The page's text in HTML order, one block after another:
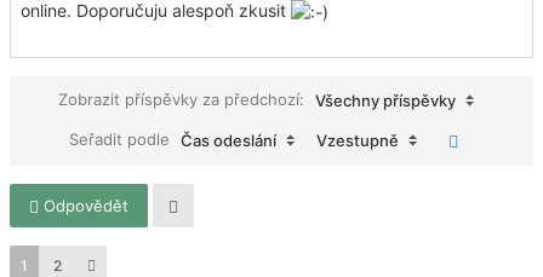
online. Doporučuju alespoň zkusit
Zobrazit příspěvky za předchozí:
Všechny příspěvky
Seřadit podle
Čas odeslání Vzestupně
Odpovědět
1 2